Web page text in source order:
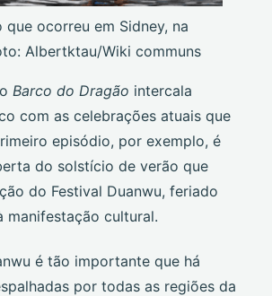
que ocorreu em Sidney, na
Albertktau/Wiki communs
Barco do Dragão intercala
com as celebrações atuais que
episódio, por exemplo, é
do solstício de verão que
do Festival Duanwu, feriado
manifestação cultural.
é tão importante que há
por todas as regiões da